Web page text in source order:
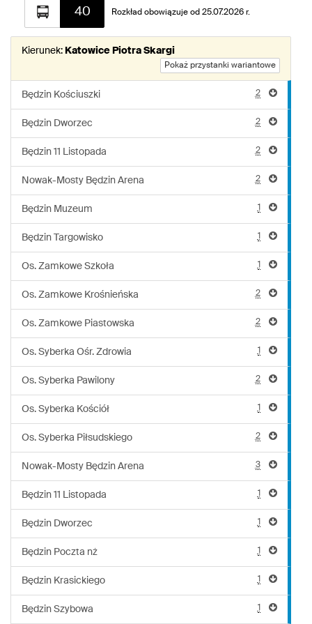
40
jazdy
linii:
40
Rozkład obowiązuje od 25.07.2026 r.
Kierunek: Katowice Piotra Skargi
Pokaż przystanki wariantowe
Będzin Kościuszki 2
Będzin Dworzec 2
Będzin 11 Listopada 2
Nowak-Mosty Będzin Arena 2
Będzin Muzeum 1
Będzin Targowisko 1
Os. Zamkowe Szkoła 1
Os. Zamkowe Krośnieńska 2
Os. Zamkowe Piastowska 2
Os. Syberka Ośr. Zdrowia 1
Os. Syberka Pawilony 2
Os. Syberka Kościół 1
Os. Syberka Piłsudskiego 2
Nowak-Mosty Będzin Arena 3
Będzin 11 Listopada 1
Będzin Dworzec 1
Będzin Poczta nż 1
Będzin Krasickiego 1
Będzin Szybowa 1